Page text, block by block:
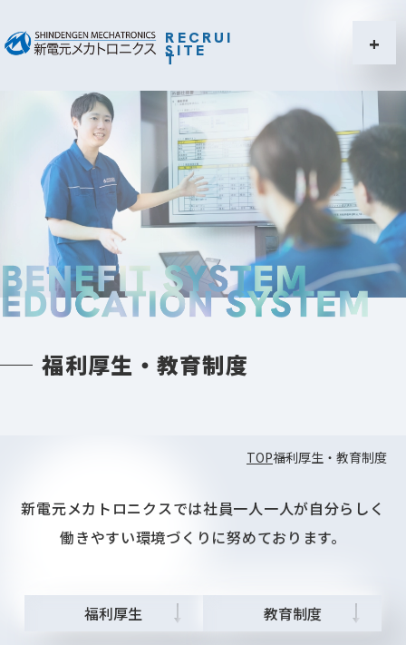
福利厚生・教育制度
TOP福利厚生・教育制度
新電元メカトロニクスでは社員一人一人が自分らしく
働きやすい環境づくりに努めております。
福利厚生 教育制度